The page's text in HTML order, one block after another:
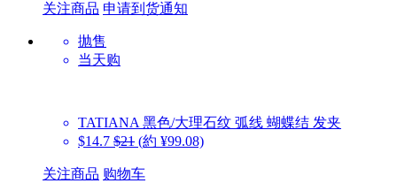
关注商品 申请到货通知
抛售
当天购
TATIANA 黑色/大理石纹 弧线 蝴蝶结 发夹
$14.7 $21 (約 ¥99.08)
关注商品 购物车